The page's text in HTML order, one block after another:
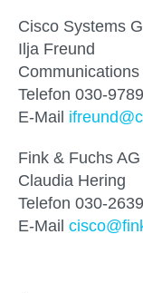
Cisco Systems
Ilja Freund
Telefon 030-
E-Mail
Fink & Fuchs AG
Claudia Hering
Telefon 030-
E-Mail